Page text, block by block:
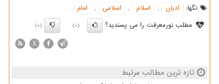
تگها:
ادیان , اسلام , اسلامی ,
امام
مطلب نورمعرفت را می پسندید؟
(0)
(0)
X
تازه ترین مطالب مرتبط